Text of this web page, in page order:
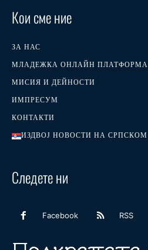
Кои сме ние
ЗА НАС
МЛАДЕЖКА ОНЛАЙН ПЛАТФОРМА
МИСИЯ И ДЕЙНОСТИ
ИМПРЕСУМ
КОНТАКТИ
ИЗДВОЈ НОВОСТИ НА СРПСКОМ
Следете ни
Facebook RSS